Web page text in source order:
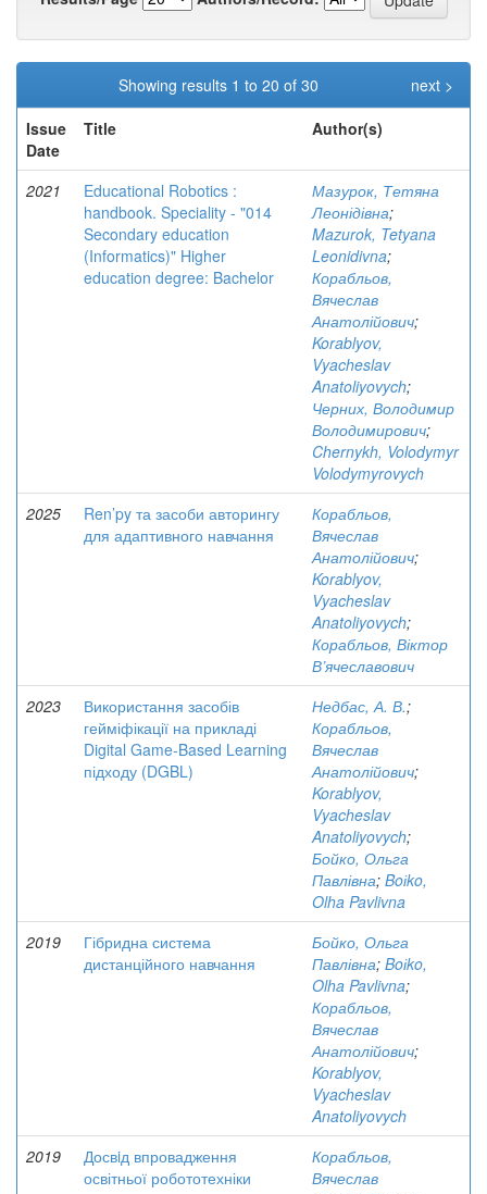
Showing results 1 to 20 of 30
next >
Issue
Date
Title Author(s)
2021
Educational Robotics :
handbook. Speciality - "014
Secondary education
(Informatics)" Higher
education degree: Bachelor
Мазурок, Тетяна
Леонідівна;
Mazurok, Tetyana
Leonidivna;
Корабльов,
Вячеслав
Анатолійович;
Korablyov,
Vyacheslav
Anatoliyovych;
Черних, Володимир
Володимирович;
Chernykh, Volodymyr
Volodymyrovych
2025
Ren’py та засоби авторингу
для адаптивного навчання
Корабльов,
Вячеслав
Анатолійович;
Korablyov,
Vyacheslav
Anatoliyovych;
Корабльов, Віктор
В’ячеславович
2023
Використання засобів
гейміфікації на прикладі
Digital Game-Based Learning
підходу (DGBL)
Недбас, А. В.;
Корабльов,
Вячеслав
Анатолійович;
Korablyov,
Vyacheslav
Anatoliyovych;
Бойко, Ольга
Павлівна; Boіko,
Olha Pavlivna
2019
Гібридна система
дистанційного навчання
Бойко, Ольга
Павлівна; Boіko,
Olha Pavlivna;
Корабльов,
Вячеслав
Анатолійович;
Korablyov,
Vyacheslav
Anatoliyovych
2019
Досвiд впровадження
освітньої робототехніки
Корабльов,
Вячеслав